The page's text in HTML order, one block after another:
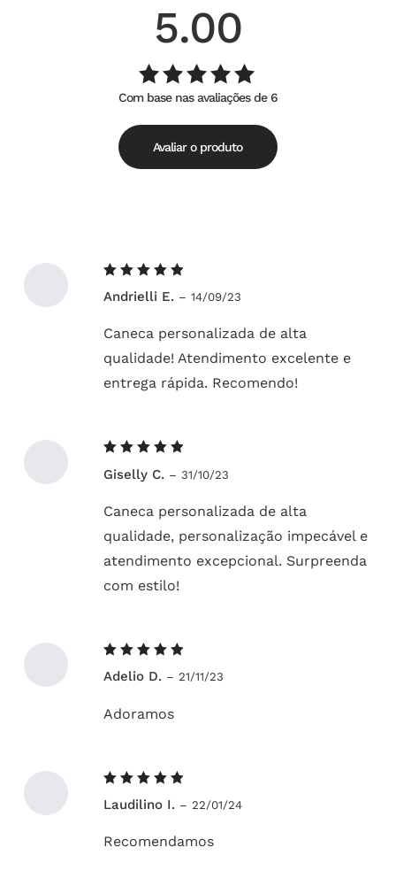
5.00
Avaliação
5.00de
5
Com base nas avaliações de 6
Avaliar o produto
5de 5
Andrielli E. – 14/09/23
Caneca personalizada de alta
qualidade! Atendimento excelente e
entrega rápida. Recomendo!
5de 5
Giselly C. – 31/10/23
Caneca personalizada de alta
qualidade, personalização impecável e
atendimento excepcional. Surpreenda
com estilo!
5de 5
Adelio D. – 21/11/23
Adoramos
5de 5
Laudilino I. – 22/01/24
Recomendamos